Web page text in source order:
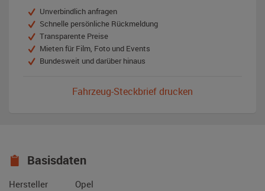
Unverbindlich anfragen
Schnelle persönliche Rückmeldung
Transparente Preise
Mieten für Film, Foto und Events
Bundesweit und darüber hinaus
Fahrzeug-Steckbrief drucken
Basisdaten
Hersteller
Opel